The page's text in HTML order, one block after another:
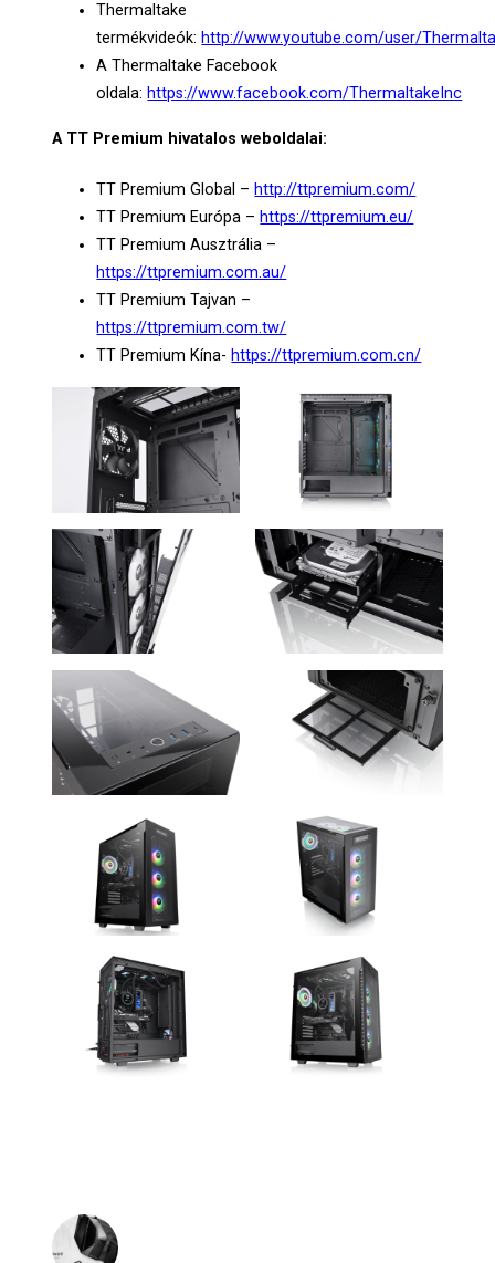
Thermaltake
termékvideók: http://www.youtube.com/user/
A Thermaltake Facebook
oldala: https://www.facebook.com/ThermaltakeInc
A TT Premium hivatalos weboldalai:
TT Premium Global –http://ttpremium.com/
TT Premium Európa –https://ttpremium.eu/
TT Premium Ausztrália –
https://ttpremium.com.au/
TT Premium Tajvan –
https://ttpremium.com.tw/
TT Premium Kína-https://ttpremium.com.cn/